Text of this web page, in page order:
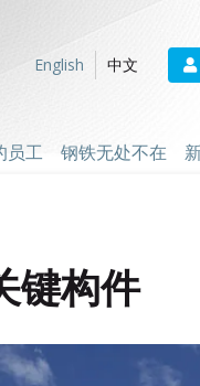
English
中文
员工 钢铁无处不在
键构件